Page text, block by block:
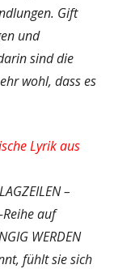
Gift
und
sind die
wohl, dass es
Lyrik aus
–
auf
WERDEN
fühlt sie sich